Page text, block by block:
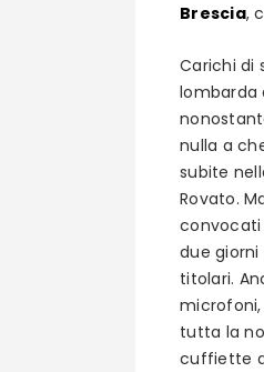
Brescia,
Carichi di
lombarda
nulla a
subite
Rovato.
convocati
due
titolari.
tutta la
cuffiette